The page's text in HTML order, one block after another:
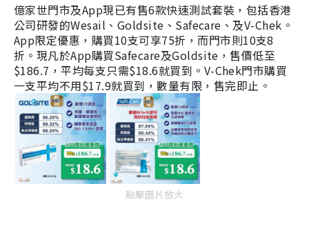
億家世門市及App現已有售6款快速測試套裝，包括香港
公司研發的Wesail、Goldsite、Safecare、及V-Chek。
App限定優惠，購買10支可享75折，而門市則10支8
折。現凡於App購買Safecare及Goldsite，售價低至
$186.7，平均每支只需$18.6就買到。V-Chek門市購買
一支平均不用$17.9就買到，數量有限，售完即止。
點擊圖片放大